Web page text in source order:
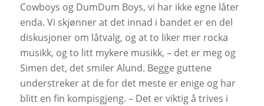
Cowboys og DumDum Boys, vi har ikke egne låter
enda. Vi skjønner at det innad i bandet er en del
diskusjoner om låtvalg, og at to liker mer rocka
musikk, og to litt mykere musikk, – det er meg og
Simen det, det smiler Alund. Begge guttene
understreker at de for det meste er enige og har
blitt en fin kompisgjeng. – Det er viktig å trives i